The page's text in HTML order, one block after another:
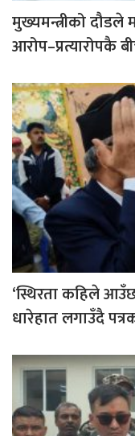
मुख्यमन्त्रीको दौडले
आरोप–प्रत्यारोपकै
‘स्थिरता कहिले
धारेहात लगाउँदै